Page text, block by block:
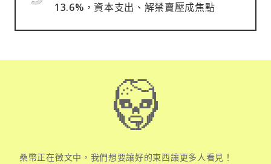
13.6%，資本支出、解禁賣壓成焦點
桑幣正在徵文中，我們想要讓好的東西讓更多人看見！